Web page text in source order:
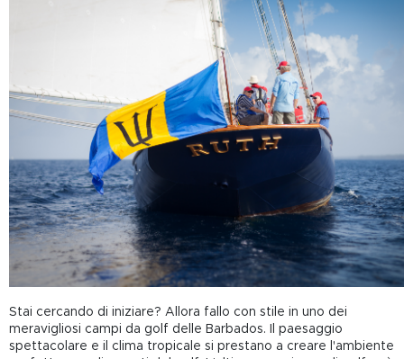
Stai cercando di iniziare? Allora fallo con stile in uno dei
meravigliosi campi da golf delle Barbados. Il paesaggio
spettacolare e il clima tropicale si prestano a creare l'ambiente